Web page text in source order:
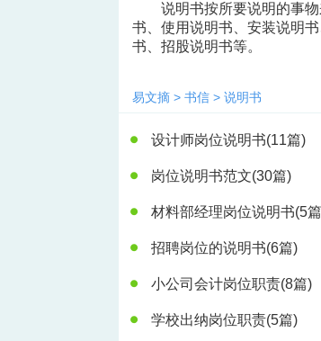
说明书按所要说明的事
书、使用说明书、安装说明
书、招股说明书等。
易文摘 > 书信 > 说明书
设计师岗位说明书(11篇)
岗位说明书范文(30篇)
材料部经理岗位说明书(5
招聘岗位的说明书(6篇)
小公司会计岗位职责(8篇)
学校出纳岗位职责(5篇)